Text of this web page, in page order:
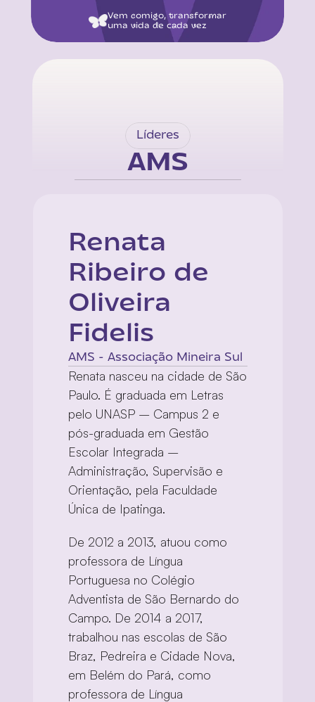
Líderes
AMS
Renata
Ribeiro de
Oliveira
Fidelis
AMS - Associação Mineira Sul
Renata nasceu na cidade de São
Paulo. É graduada em Letras
pelo UNASP – Campus 2 e
pós-graduada em Gestão
Escolar Integrada –
Administração, Supervisão e
Orientação, pela Faculdade
Única de Ipatinga.
De 2012 a 2013, atuou como
professora de Língua
Portuguesa no Colégio
Adventista de São Bernardo do
Campo. De 2014 a 2017,
trabalhou nas escolas de São
Braz, Pedreira e Cidade Nova,
em Belém do Pará, como
professora de Língua
Vem comigo, transformar
uma vida de cada vez